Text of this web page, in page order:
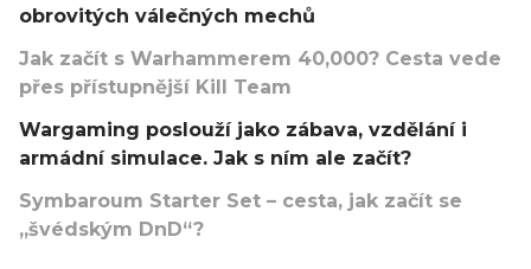
obrovitých válečných mechů
Jak začít s Warhammerem 40,000? Cesta vede
přes přístupnější Kill Team
Wargaming poslouží jako zábava, vzdělání i
armádní simulace. Jak s ním ale začít?
Symbaroum Starter Set – cesta, jak začít se
„švédským DnD“?